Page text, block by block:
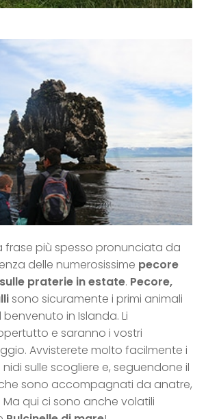
frase più spesso pronunciata da
delle numerosissime pecore
praterie in estate. Pecore,
sono sicuramente i primi animali
in Islanda. Li
e saranno i vostri
Avvisterete molto facilmente i
nidi sulle scogliere e, seguendone il
sono accompagnati da anatre,
Ma qui ci sono anche volatili